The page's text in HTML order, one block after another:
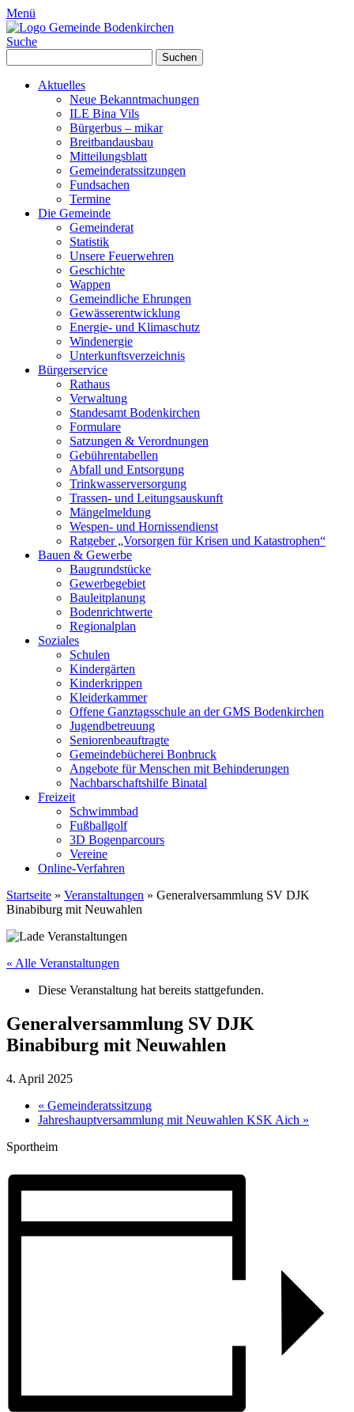
Menü
Suche
nach:
Aktuelles
Neue Bekanntmachungen
ILE Bina Vils
Bürgerbus – mikar
Breitbandausbau
Mitteilungsblatt
Gemeinderatssitzungen
Fundsachen
Termine
Die Gemeinde
Gemeinderat
Statistik
Unsere Feuerwehren
Geschichte
Wappen
Gemeindliche Ehrungen
Gewässerentwicklung
Energie- und Klimaschutz
Windenergie
Unterkunftsverzeichnis
Bürgerservice
Rathaus
Verwaltung
Standesamt Bodenkirchen
Formulare
Satzungen & Verordnungen
Gebührentabellen
Abfall und Entsorgung
Trinkwasserversorgung
Trassen- und Leitungsauskunft
Mängelmeldung
Wespen- und Hornissendienst
Ratgeber „Vorsorgen für Krisen und Katastrophen“
Bauen & Gewerbe
Baugrundstücke
Gewerbegebiet
Bauleitplanung
Bodenrichtwerte
Regionalplan
Soziales
Schulen
Kindergärten
Kinderkrippen
Kleiderkammer
Offene Ganztagsschule an der GMS Bodenkirchen
Jugendbetreuung
Seniorenbeauftragte
Gemeindebücherei Bonbruck
Angebote für Menschen mit Behinderungen
Nachbarschaftshilfe Binatal
Freizeit
Schwimmbad
Fußballgolf
3D Bogenparcours
Vereine
Online-Verfahren
Startseite » Veranstaltungen » Generalversammlung SV DJK
Binabiburg mit Neuwahlen
« Alle Veranstaltungen
Diese Veranstaltung hat bereits stattgefunden.
Generalversammlung SV DJK
Binabiburg mit Neuwahlen
4. April 2025
« Gemeinderatssitzung
Jahreshauptversammlung mit Neuwahlen KSK Aich »
Sportheim